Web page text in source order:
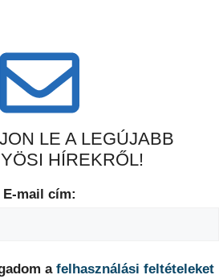
LE A LEGÚJABB
HÍREKRŐL!
E-mail cím:
a felhasználási feltételeket